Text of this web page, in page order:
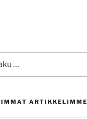
ARTIKKELIMME